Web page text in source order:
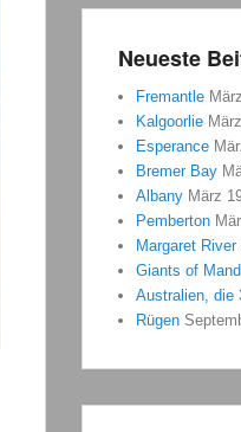
Neueste
Fremantle
Kalgoorlie
Esperance
Bremer Bay
Albany März
Pemberton
Margaret River
Giants of
Australien, die
Rügen